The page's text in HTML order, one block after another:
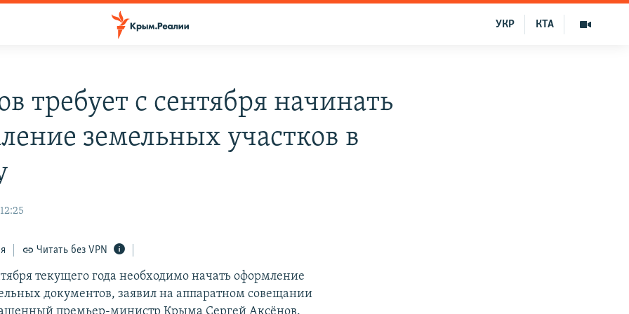
КТА
УКР
требует с сентября начинать
земельных участков в
Читать без VPN
текущего года необходимо начать оформление
документов, заявил на аппаратном совещании